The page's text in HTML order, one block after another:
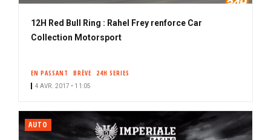
12H Red Bull Ring : Rahel Frey renforce Car
Collection Motorsport
EN PASSANT BRÈVE 24H SERIES
4 AVR. 2017 • 11:05
AUTO